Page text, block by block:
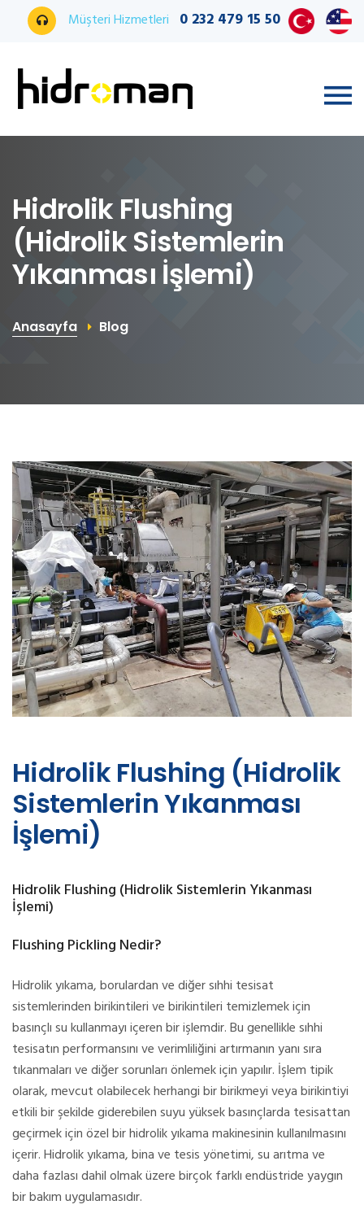
Müşteri Hizmetleri 0 232 479 15 50
Hidrolik Flushing
(Hidrolik Sistemlerin
Yıkanması İşlemi)
Anasayfa Blog
Hidrolik Flushing (Hidrolik
Sistemlerin Yıkanması
İşlemi)
Hidrolik Flushing (Hidrolik Sistemlerin Yıkanması
İşlemi)
Flushing Pickling Nedir?
Hidrolik yıkama, borulardan ve diğer sıhhi tesisat
sistemlerinden birikintileri ve birikintileri temizlemek için
basınçlı su kullanmayı içeren bir işlemdir. Bu genellikle sıhhi
tesisatın performansını ve verimliliğini artırmanın yanı sıra
tıkanmaları ve diğer sorunları önlemek için yapılır. İşlem tipik
olarak, mevcut olabilecek herhangi bir birikmeyi veya birikintiyi
etkili bir şekilde giderebilen suyu yüksek basınçlarda tesisattan
geçirmek için özel bir hidrolik yıkama makinesinin kullanılmasını
içerir. Hidrolik yıkama, bina ve tesis yönetimi, su arıtma ve
daha fazlası dahil olmak üzere birçok farklı endüstride yaygın
bir bakım uygulamasıdır.